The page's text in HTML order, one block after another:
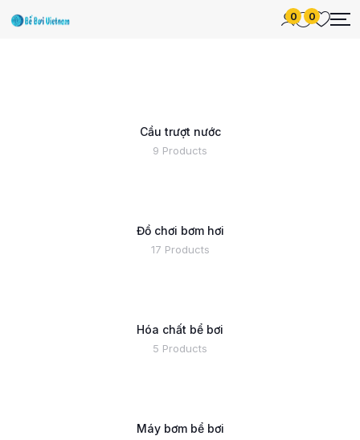
0 0
Cầu trượt nước
9 Products
Đồ chơi bơm hơi
17 Products
Hóa chất bể bơi
5 Products
Máy bơm bể bơi